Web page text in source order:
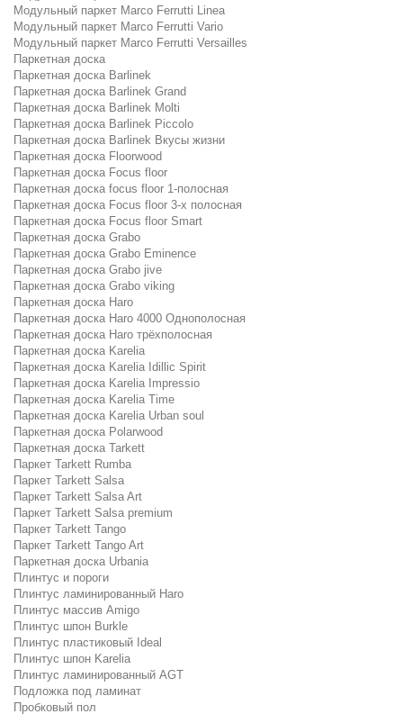
Модульный паркет Marco Ferrutti Linea
Модульный паркет Marco Ferrutti Vario
Модульный паркет Marco Ferrutti Versailles
Паркетная доска
Паркетная доска Barlinek
Паркетная доска Barlinek Grand
Паркетная доска Barlinek Molti
Паркетная доска Barlinek Piccolo
Паркетная доска Barlinek Вкусы жизни
Паркетная доска Floorwood
Паркетная доска Focus floor
Паркетная доска focus floor 1-полосная
Паркетная доска Focus floor 3-х полосная
Паркетная доска Focus floor Smart
Паркетная доска Grabo
Паркетная доска Grabo Eminence
Паркетная доска Grabo jive
Паркетная доска Grabo viking
Паркетная доска Haro
Паркетная доска Haro 4000 Однополосная
Паркетная доска Haro трёхполосная
Паркетная доска Karelia
Паркетная доска Karelia Idillic Spirit
Паркетная доска Karelia Impressio
Паркетная доска Karelia Time
Паркетная доска Karelia Urban soul
Паркетная доска Polarwood
Паркетная доска Tarkett
Паркет Tarkett Rumba
Паркет Tarkett Salsa
Паркет Tarkett Salsa Art
Паркет Tarkett Salsa premium
Паркет Tarkett Tango
Паркет Tarkett Tango Art
Паркетная доска Urbania
Плинтус и пороги
Плинтус ламинированный Haro
Плинтус массив Amigo
Плинтус шпон Burkle
Плинтус пластиковый Ideal
Плинтус шпон Karelia
Плинтус ламинированный AGT
Подложка под ламинат
Пробковый пол